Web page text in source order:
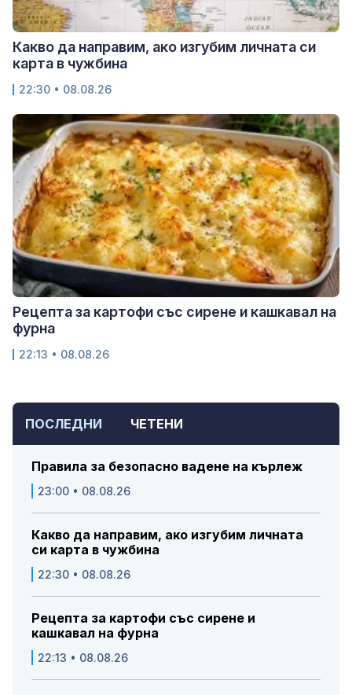
ПОСЛЕДНИ ЧЕТЕНИ
Правила за безопасно вадене на кърлеж
23:00 • 08.08.26
Какво да направим, ако изгубим личната
си карта в чужбина
22:30 • 08.08.26
Рецепта за картофи със сирене и
кашкавал на фурна
22:13 • 08.08.26
Какво да направим, ако изгубим личната си
карта в чужбина
22:30 • 08.08.26
Рецепта за картофи със сирене и кашкавал на
фурна
22:13 • 08.08.26